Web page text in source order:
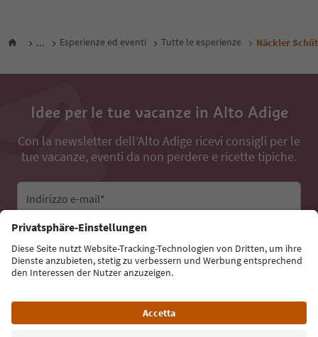
... Esperienze ed eventi Tutte le esperienze Näckler
Idee per le tue vacanze in Alto Adige
Con la newsletter dell’Alto Adige ricevi consigli per le
tue vacanze, eventi da non perdere e ricette tipiche.
Indirizzo e-mail*
Iscriviti alla newsletter